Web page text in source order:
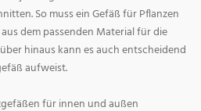
So muss ein Gefäß für Pflanzen
dem passenden Material für die
hinaus kann es auch entscheidend
aufweist.
für innen und außen